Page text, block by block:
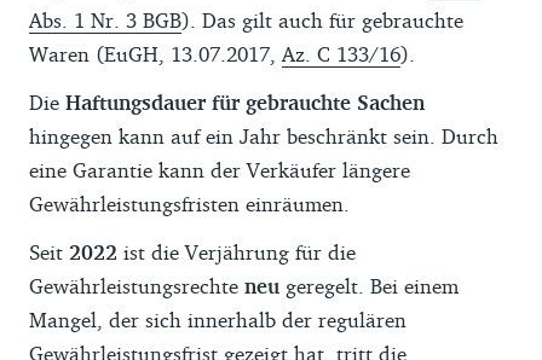
Abs. 1 Nr. 3 BGB). Das gilt auch für gebrauchte
Waren (EuGH, 13.07.2017, Az. C 133/16).
Die Haftungsdauer für gebrauchte Sachen
hingegen kann auf ein Jahr beschränkt sein. Durch
eine Garantie kann der Verkäufer längere
Gewährleistungsfristen einräumen.
Seit 2022 ist die Verjährung für die
Gewährleistungsrechte neu geregelt. Bei einem
Mangel, der sich innerhalb der regulären
Gewährleistungsfrist gezeigt hat, tritt die